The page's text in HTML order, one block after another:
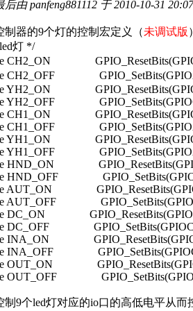
后由 panfeng881112 于 2010-10-31
制器的9个灯的控制宏定义（未调试版
灯 */
CH2_ON
CH2_OFF
YH2_ON
YH2_OFF
CH1_ON
CH1_OFF
YH1_ON
YH1_OFF
HND_ON
HND_OFF
AUT_ON
AUT_OFF
DC_ON
DC_OFF GPIO_SetBits(GPIOC,
INA_ON
INA_OFF
OUT_ON
OUT_OFF
制9个led灯对应的io口的高低电平从而